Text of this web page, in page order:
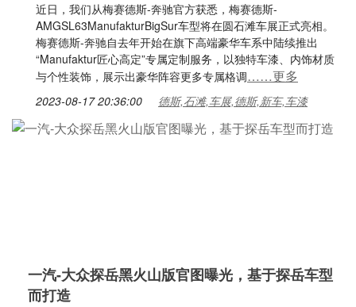
近日，我们从梅赛德斯-奔驰官方获悉，梅赛德斯-
AMGSL63ManufakturBigSur车型将在圆石滩车展正式亮相。
梅赛德斯-奔驰自去年开始在旗下高端豪华车系中陆续推出
“Manufaktur匠心高定”专属定制服务，以独特车漆、内饰材质
与个性装饰，展示出豪华阵容更多专属格调……更多
2023-08-17 20:36:00 德斯,石滩,车展,德斯,新车,车漆
一汽-大众探岳黑火山版官图曝光，基于探岳车型
而打造